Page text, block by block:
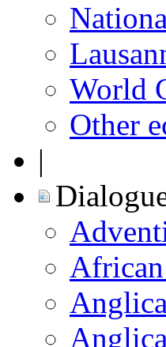
World
Other
|